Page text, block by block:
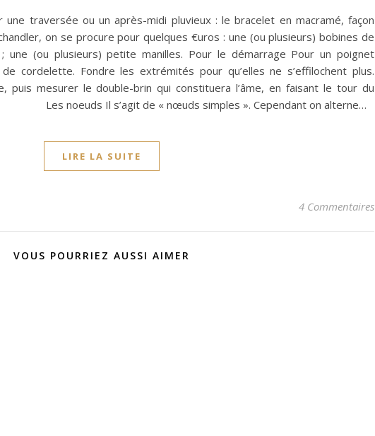
une traversée ou un après-midi pluvieux : le bracelet en macramé, façon
on se procure pour quelques €uros : une (ou plusieurs) bobines de
(ou plusieurs) petite manilles. Pour le démarrage Pour un poignet
cordelette. Fondre les extrémités pour qu’elles ne s’effilochent plus.
puis mesurer le double-brin qui constituera l’âme, en faisant le tour du
Les noeuds Il s’agit de « nœuds simples ». Cependant on alterne…
LIRE LA SUITE
4 Commentaires
VOUS POURRIEZ AUSSI AIMER